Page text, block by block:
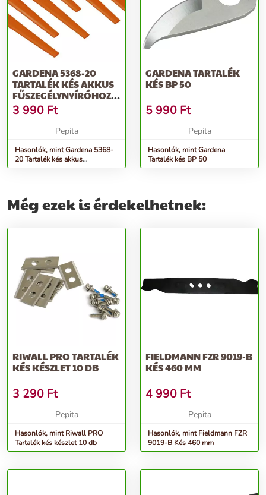
GARDENA 5368-20
TARTALÉK KÉS AKKUS
FŰSZEGÉLYNYÍRÓHOZ
(20DB-OS)
3 990 Ft
Pepita
Hasonlók, mint Gardena 5368-
20 Tartalék kés akkus
fűszegélynyíróhoz (20db-os)
GARDENA TARTALÉK
KÉS BP 50
5 990 Ft
Pepita
Hasonlók, mint Gardena
Tartalék kés BP 50
Még ezek is érdekelhetnek:
RIWALL PRO TARTALÉK
KÉS KÉSZLET 10 DB
3 290 Ft
Pepita
Hasonlók, mint Riwall PRO
Tartalék kés készlet 10 db
FIELDMANN FZR 9019-B
KÉS 460 MM
4 990 Ft
Pepita
Hasonlók, mint Fieldmann FZR
9019-B Kés 460 mm